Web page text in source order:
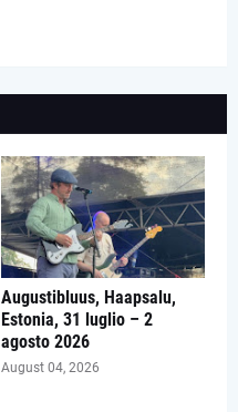
Augustibluus, Haapsalu,
Estonia, 31 luglio – 2
agosto 2026
August 04, 2026